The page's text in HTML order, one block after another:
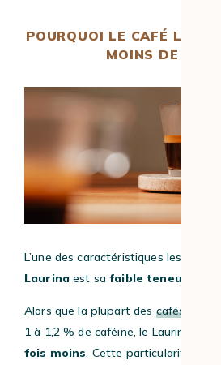
POURQUOI LE CAFÉ
MOINS DE
L’une des caractéristiques les plus
Laurinaest safaible teneur en
Alors que la plupart des cafés arabica
1 à 1,2 % de caféine, le Laurina en
fois moins. Cette particularité est